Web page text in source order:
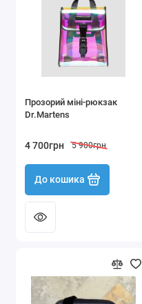
Прозорий міні-рюкзак
Dr.Martens
4 700грн 5 900грн
До кошика